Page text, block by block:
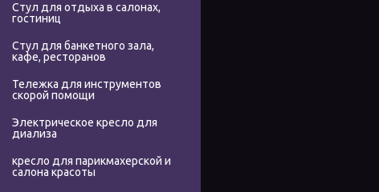
Стул для отдыха в салонах,
гостиниц
Стул для банкетного зала,
кафе, ресторанов
Тележка для инструментов
скорой помощи
Электрическое кресло для
диализа
кресло для парикмахерской и
салона красоты